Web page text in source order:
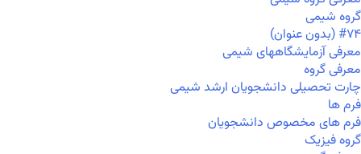
گروه شیمی
#۷۴ (بدون عنوان)
معرفی آزمایشگاههای شیمی
معرفی گروه
چارت تحصیلی دانشجویان ارشد شیمی
فرم ها
فرم های مخصوص دانشجویان
گروه فیزیک